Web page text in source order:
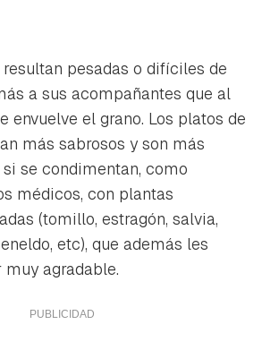
pesadas o difíciles de
a sus acompañantes que al
envuelve el grano. Los platos de
más sabrosos y son más
se condimentan, como
médicos, con plantas
(tomillo, estragón, salvia,
etc), que además les
agradable.